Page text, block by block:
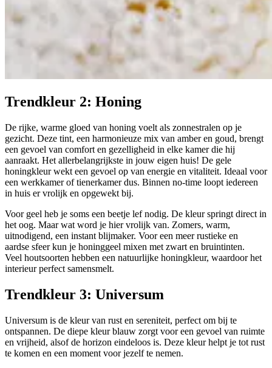
Trendkleur 2: Honing
De rijke, warme gloed van honing voelt als zonnestralen op je
gezicht. Deze tint, een harmonieuze mix van amber en goud, brengt
een gevoel van comfort en gezelligheid in elke kamer die hij
aanraakt. Het allerbelangrijkste in jouw eigen huis! De gele
honingkleur wekt een gevoel op van energie en vitaliteit. Ideaal voor
een werkkamer of tienerkamer dus. Binnen no-time loopt iedereen
in huis er vrolijk en opgewekt bij.
Voor geel heb je soms een beetje lef nodig. De kleur springt direct in
het oog. Maar wat word je hier vrolijk van. Zomers, warm,
uitnodigend, een instant blijmaker. Voor een meer rustieke en
aardse sfeer kun je honinggeel mixen met zwart en bruintinten.
Veel houtsoorten hebben een natuurlijke honingkleur, waardoor het
interieur perfect samensmelt.
Trendkleur 3: Universum
Universum is de kleur van rust en sereniteit, perfect om bij te
ontspannen. De diepe kleur blauw zorgt voor een gevoel van ruimte
en vrijheid, alsof de horizon eindeloos is. Deze kleur helpt je tot rust
te komen en een moment voor jezelf te nemen.